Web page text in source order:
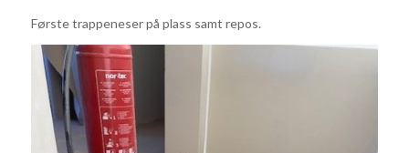
Første trappeneser på plass samt repos.